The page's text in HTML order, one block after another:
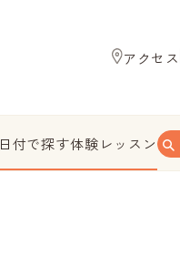
アクセス
日付で探す体験レッスン